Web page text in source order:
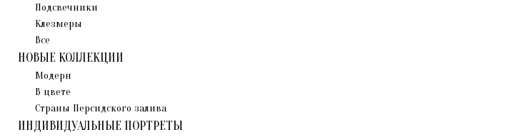
Подсвечники
Клезмеры
Все
НОВЫЕ КОЛЛЕКЦИИ
Модерн
В цвете
Страны Персидского залива
ИНДИВИДУАЛЬНЫЕ ПОРТРЕТЫ